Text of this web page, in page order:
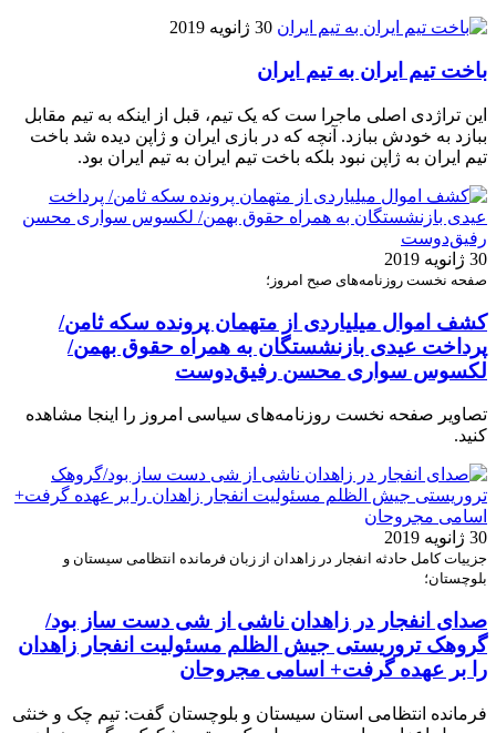
30 ژانویه 2019
باخت تیم ایران به تیم ایران
این تراژدی اصلی ماجرا ست که یک تیم، قبل از اینکه به تیم مقابل
ببازد به خودش ببازد. آنچه که در بازی ایران و ژاپن دیده شد باخت
تیم ایران به ژاپن نبود بلکه باخت تیم ایران به تیم ایران بود.
30 ژانویه 2019
صفحه نخست روزنامه‌های صبح امروز؛
کشف اموال میلیاردی از متهمان پرونده سکه ثامن/
پرداخت عیدی بازنشستگان به همراه حقوق بهمن/
لکسوس سواری محسن رفیق‌دوست
تصاویر صفحه نخست روزنامه‌های سیاسی امروز را اینجا مشاهده
کنید.
30 ژانویه 2019
جزییات کامل حادثه انفجار در زاهدان از زبان فرمانده انتظامی سیستان و
بلوچستان؛
صدای انفجار در زاهدان ناشی از شی دست ساز بود/
گروهک تروریستی جیش الظلم مسئولیت انفجار زاهدان
را بر عهده گرفت+ اسامی مجروحان
فرمانده انتظامی استان سیستان و بلوچستان گفت: تیم چک و خنثی